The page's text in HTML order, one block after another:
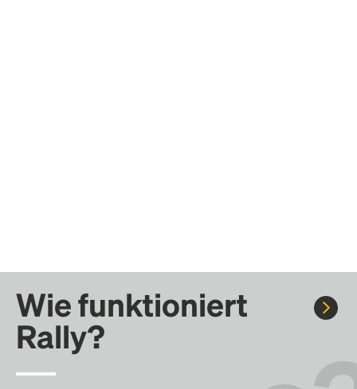
Wie funktioniert
Rally?